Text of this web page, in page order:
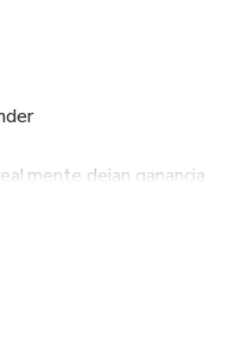
dejan ganancia